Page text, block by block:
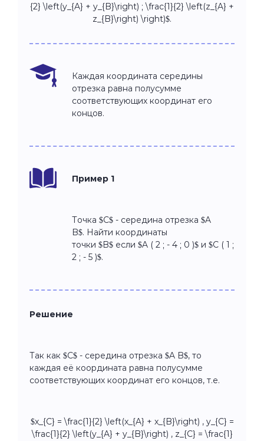
{2} \left(y_{A} + y_{B}\right) ; \frac{1}{2} \left(z_{A} +
z_{B}\right) \right)$.
Каждая координата середины
отрезка равна полусумме
соответствующих координат его
концов.
Пример 1
Точка $C$ - середина отрезка $A
B$. Найти координаты
точки $B$ если $A ( 2 ; - 4 ; 0 )$ и $C ( 1 ;
2 ; - 5 )$.
Решение
Так как $C$ - середина отрезка $A B$, то
каждая её координата равна полусумме
соответствующих координат его концов, т.е.
$x_{C} = \frac{1}{2} \left(x_{A} + x_{B}\right) , y_{C} =
\frac{1}{2} \left(y_{A} + y_{B}\right) , z_{C} = \frac{1}